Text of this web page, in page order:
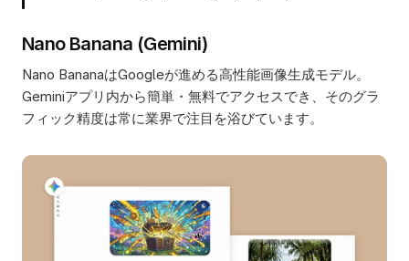
Nano Banana (Gemini)
Nano BananaはGoogleが進める高性能画像生成モデル。
Geminiアプリ内から簡単・無料でアクセスでき、そのグラ
フィック精度は常に業界で注目を浴びています。